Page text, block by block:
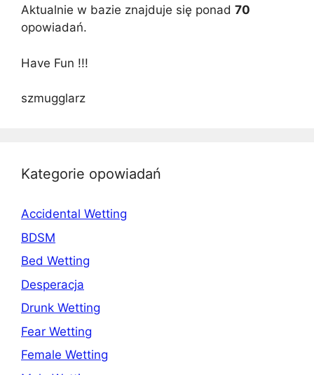
Aktualnie w bazie znajduje się ponad 70
opowiadań.
Have Fun !!!
szmugglarz
Kategorie opowiadań
Accidental Wetting
BDSM
Bed Wetting
Desperacja
Drunk Wetting
Fear Wetting
Female Wetting